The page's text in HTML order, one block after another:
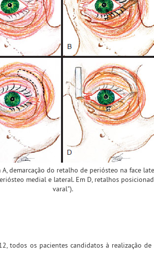
demarcação do retalho de periósteo na face
medial e lateral. Em D, retalhos
varal").
todos os pacientes candidatos à realização